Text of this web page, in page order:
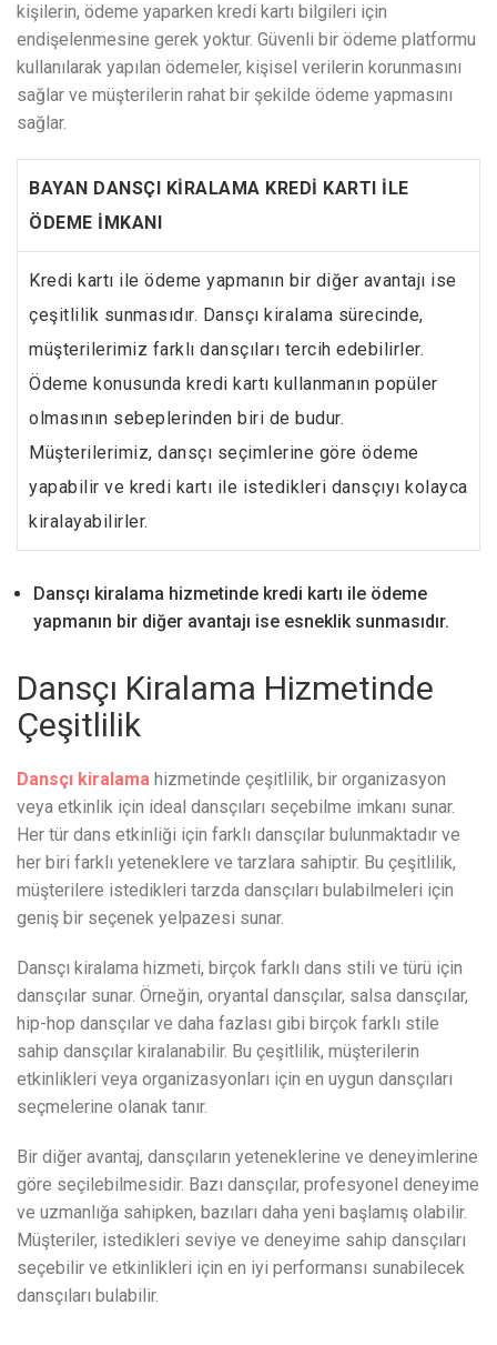
kişilerin, ödeme yaparken kredi kartı bilgileri için
endişelenmesine gerek yoktur. Güvenli bir ödeme platformu
kullanılarak yapılan ödemeler, kişisel verilerin korunmasını
sağlar ve müşterilerin rahat bir şekilde ödeme yapmasını
sağlar.
BAYAN DANSÇI KİRALAMA KREDİ KARTI İLE
ÖDEME İMKANI
Kredi kartı ile ödeme yapmanın bir diğer avantajı ise
çeşitlilik sunmasıdır. Dansçı kiralama sürecinde,
müşterilerimiz farklı dansçıları tercih edebilirler.
Ödeme konusunda kredi kartı kullanmanın popüler
olmasının sebeplerinden biri de budur.
Müşterilerimiz, dansçı seçimlerine göre ödeme
yapabilir ve kredi kartı ile istedikleri dansçıyı kolayca
kiralayabilirler.
Dansçı kiralama hizmetinde kredi kartı ile ödeme
yapmanın bir diğer avantajı ise esneklik sunmasıdır.
Dansçı Kiralama Hizmetinde
Çeşitlilik
Dansçı kiralama hizmetinde çeşitlilik, bir organizasyon
veya etkinlik için ideal dansçıları seçebilme imkanı sunar.
Her tür dans etkinliği için farklı dansçılar bulunmaktadır ve
her biri farklı yeteneklere ve tarzlara sahiptir. Bu çeşitlilik,
müşterilere istedikleri tarzda dansçıları bulabilmeleri için
geniş bir seçenek yelpazesi sunar.
Dansçı kiralama hizmeti, birçok farklı dans stili ve türü için
dansçılar sunar. Örneğin, oryantal dansçılar, salsa dansçılar,
hip-hop dansçılar ve daha fazlası gibi birçok farklı stile
sahip dansçılar kiralanabilir. Bu çeşitlilik, müşterilerin
etkinlikleri veya organizasyonları için en uygun dansçıları
seçmelerine olanak tanır.
Bir diğer avantaj, dansçıların yeteneklerine ve deneyimlerine
göre seçilebilmesidir. Bazı dansçılar, profesyonel deneyime
ve uzmanlığa sahipken, bazıları daha yeni başlamış olabilir.
Müşteriler, istedikleri seviye ve deneyime sahip dansçıları
seçebilir ve etkinlikleri için en iyi performansı sunabilecek
dansçıları bulabilir.